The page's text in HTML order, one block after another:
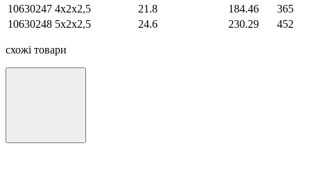
10630247 4х2х2,5 21.8 184.46
365
10630248 5х2х2,5 24.6 230.29 452
схожі товари